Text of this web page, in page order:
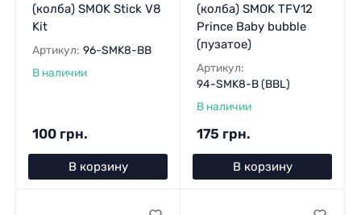
(колба) SMOK Stick V8
Kit
Артикул: 96-SMK8-BB
В наличии
100 грн.
В корзину
(колба) SMOK TFV12
Prince Baby bubble
(пузатое)
Артикул:
94-SMK8-B (BBL)
В наличии
175 грн.
В корзину